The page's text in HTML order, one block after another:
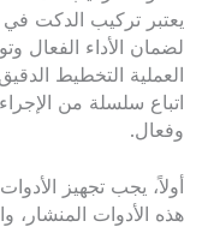
يعتبر تركيب الدكت
لضمان الأداء الفعال
العملية التخطيط
اتباع سلسلة من
وفعال.
أولاً، يجب تجهيز
هذه الأدوات المنشار،